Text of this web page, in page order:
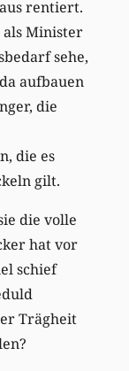
rentiert.
Minister
sehe,
aufbauen
die
die es
gilt.
die volle
hat vor
schief
Trägheit